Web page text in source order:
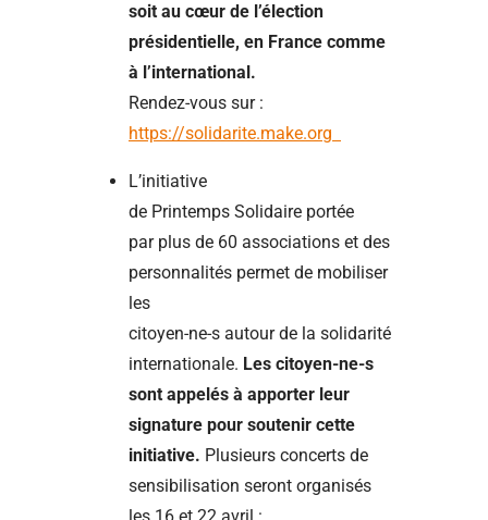
soit au cœur de l’élection
présidentielle, en France comme
à l’international.
Rendez-vous sur :
https://solidarite.make.org
L’initiative
de Printemps Solidaire portée
par plus de 60 associations et des
personnalités permet de mobiliser
les
citoyen-ne-s autour de la solidarité
internationale. Les citoyen-ne-s
sont appelés à apporter leur
signature pour soutenir cette
initiative. Plusieurs concerts de
sensibilisation seront organisés